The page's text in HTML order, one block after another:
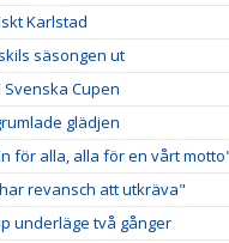
Karlstad
säsongen ut
Svenska Cupen
glädjen
för alla, alla för en vårt
revansch att utkräva"
underläge två gånger